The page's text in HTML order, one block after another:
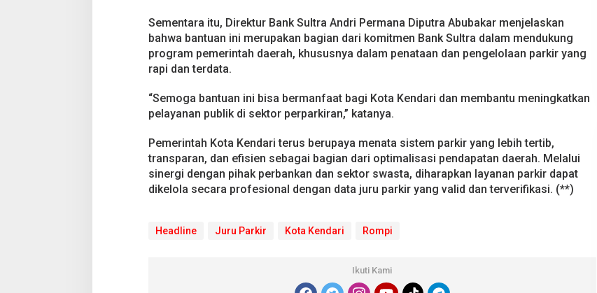
Sementara itu, Direktur Bank Sultra Andri Permana Diputra Abubakar menjelaskan
bahwa bantuan ini merupakan bagian dari komitmen Bank Sultra dalam mendukung
program pemerintah daerah, khususnya dalam penataan dan pengelolaan parkir yang
rapi dan terdata.
“Semoga bantuan ini bisa bermanfaat bagi Kota Kendari dan membantu meningkatkan
pelayanan publik di sektor perparkiran,” katanya.
Pemerintah Kota Kendari terus berupaya menata sistem parkir yang lebih tertib,
transparan, dan efisien sebagai bagian dari optimalisasi pendapatan daerah. Melalui
sinergi dengan pihak perbankan dan sektor swasta, diharapkan layanan parkir dapat
dikelola secara profesional dengan data juru parkir yang valid dan terverifikasi. (**)
Headline Juru Parkir Kota Kendari Rompi
Ikuti Kami